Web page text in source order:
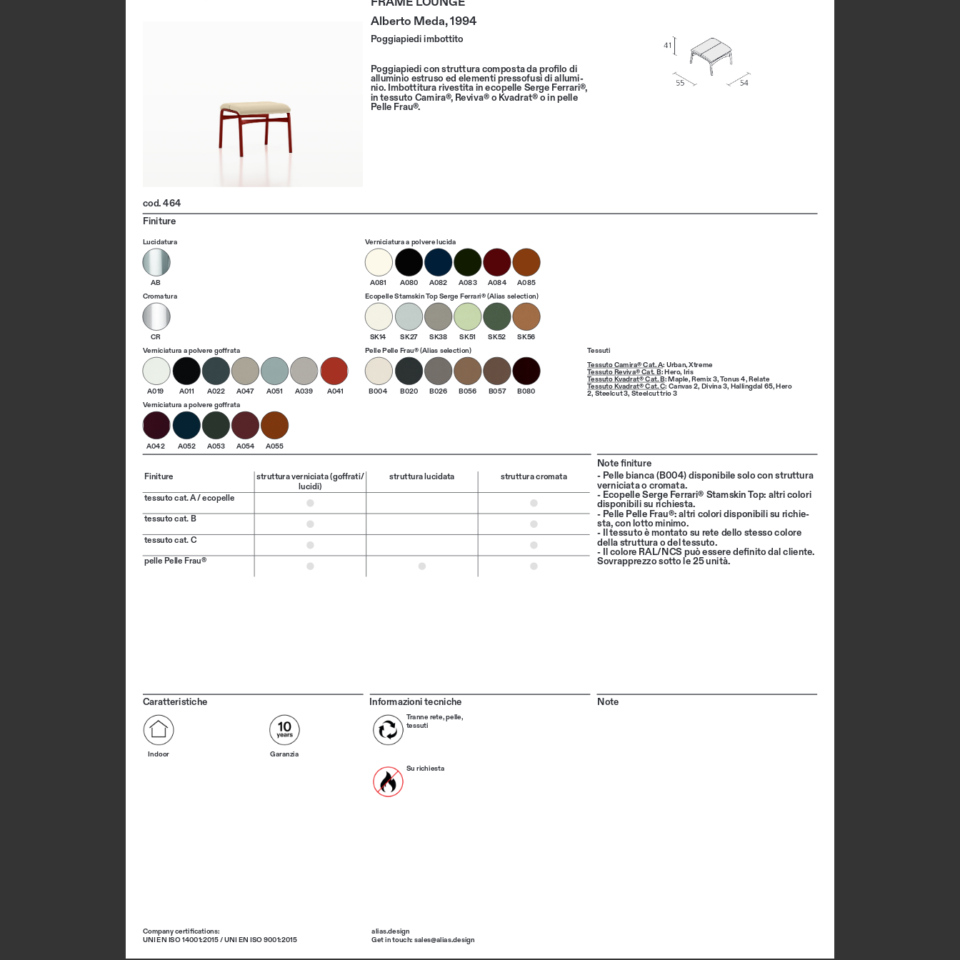
Company certifications:
UNI EN ISO 14001:2015 / UNI EN ISO 9001:2015
alias.design
Get in touch: sales@alias.design
Note finiture
Caratteristiche Informazioni tecniche
Finiture
Note
Alberto Meda, 1994
Poggiapiedi imbottito
Poggiapiedi con struttura composta da profilo di
alluminio estruso ed elementi pressofusi di allumi-
nio. Imbottitura rivestita in ecopelle Serge Ferrari®,
in tessuto Camira®, Reviva® o Kvadrat® o in pelle
Pelle Frau®.
cod. 464
Lucidatura Verniciatura a polvere lucida
AB A081 A080 A082 A083 A084
A085
Cromatura
Ecopelle Stamskin Top Serge Ferrari® (Alias selection)
CR SK14 SK27 SK38 SK51 SK52
SK56
Verniciatura a polvere goffrata
Pelle Pelle Frau® (Alias selection)
Tessuti
Tessuto Camira® Cat. A: Urban , Xtreme
Tessuto Reviva® Cat. B: Hero, Iris
Tessuto Kvadrat® Cat. B: Maple , Remix 3 , Tonus 4 , Relate
Tessuto Kvadrat® Cat. C: Canvas 2 Divina 3 Hallingdal 65 , Hero
2, Steelcut 3, Steelcut trio 3
A019 A011 A022 A047 A051 A039 A041 B004 B020 B026 B056 B057
B080
Verniciatura a polvere goffrata
A042 A052 A053 A054 A055
- Pelle bianca (B004) disponibile solo con struttura
verniciata o cromata.
- Ecopelle Serge Ferrari® Stamskin Top: altri colori
disponibili su richiesta.
- Pelle Pelle Frau®: altri colori disponibili su richie-
sta, con lotto minimo.
- Il tessuto è montato su rete dello stesso colore
della struttura o del tessuto.
- Il colore RAL/NCS può essere definito dal cliente.
Sovrapprezzo sotto le 25 unità.
Finiture
struttura verniciata (goffrati/
lucidi)
struttura lucidata struttura cromata
tessuto cat. A / ecopelle
tessuto cat. B
tessuto cat. C
pelle Pelle Frau®
Indoor Garanzia
Tranne rete, pelle,
tessuti
Su richiesta